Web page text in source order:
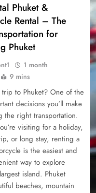
Phuket &
Rental – The
for
Phuket
1 month
9 mins
trip to Phuket? One of the
decisions you’ll make
the right transportation.
visiting for a holiday,
or long stay, renting a
is the easiest and
way to explore
island. Phuket
beaches, mountain